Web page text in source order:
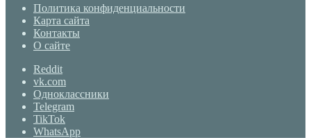
Политика конфиденциальности
Карта сайта
Контакты
О сайте
Reddit
vk.com
Одноклассники
Telegram
TikTok
WhatsApp